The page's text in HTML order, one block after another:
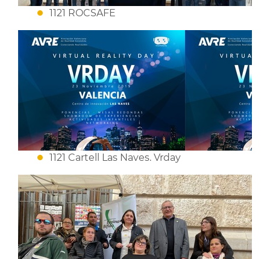
1121 ROCSAFE
1121 Cartell Las Naves. Vrday